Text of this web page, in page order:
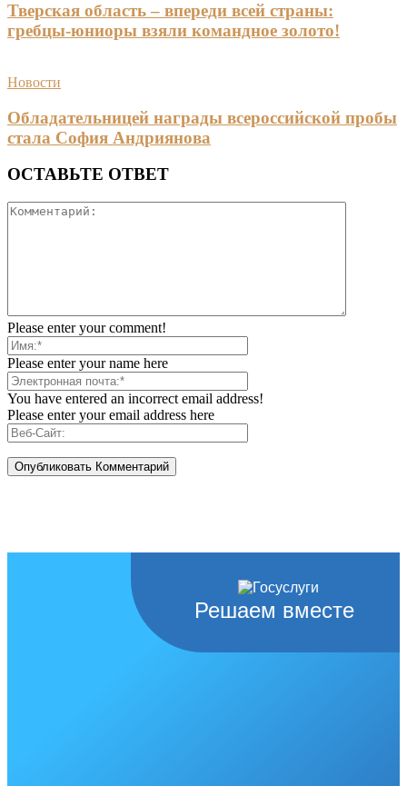
Тверская область – впереди всей страны:
гребцы-юниоры взяли командное золото!
Новости
Обладательницей награды всероссийской пробы
стала София Андриянова
ОСТАВЬТЕ ОТВЕТ
Please enter your comment!
Please enter your name here
You have entered an incorrect email address!
Please enter your email address here
Решаем вместе